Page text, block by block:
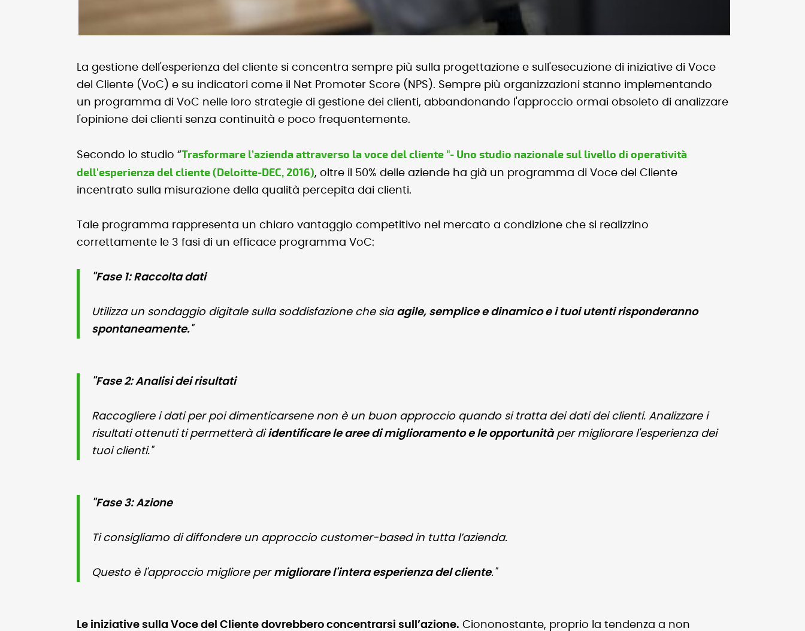
La gestione dell'esperienza del cliente si concentra sempre più sulla progettazione e sull'esecuzione di iniziative di Voce
del Cliente (VoC) e su indicatori come il Net Promoter Score (NPS). Sempre più organizzazioni stanno implementando
un programma di VoC nelle loro strategie di gestione dei clienti, abbandonando l'approccio ormai obsoleto di analizzare
l'opinione dei clienti senza continuità e poco frequentemente.
Secondo lo studio “Trasformare l’azienda attraverso la voce del cliente "- Uno studio nazionale sul livello di operatività
dell'esperienza del cliente (Deloitte-DEC, 2016), oltre il 50% delle aziende ha già un programma di Voce del Cliente
incentrato sulla misurazione della qualità percepita dai clienti.
Tale programma rappresenta un chiaro vantaggio competitivo nel mercato a condizione che si realizzino
correttamente le 3 fasi di un efficace programma VoC:
"Fase 1: Raccolta dati
Utilizza un sondaggio digitale sulla soddisfazione che sia agile, semplice e dinamico e i tuoi utenti risponderanno
spontaneamente."
"Fase 2: Analisi dei risultati
Raccogliere i dati per poi dimenticarsene non è un buon approccio quando si tratta dei dati dei clienti. Analizzare i
risultati ottenuti ti permetterà di identificare le aree di miglioramento e le opportunitàper migliorare l'esperienza dei
tuoi clienti."
"Fase 3: Azione
Ti consigliamo di diffondere un approccio customer-based in tutta l’azienda.
Questo è l'approccio migliore per migliorare l'intera esperienza del cliente."
Le iniziative sulla Voce del Cliente dovrebbero concentrarsi sull’azione. Ciononostante, proprio la tendenza a non